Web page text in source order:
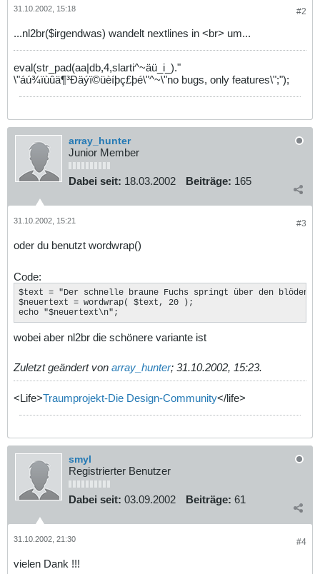
#2
31.10.2002, 15:18
...nl2br($irgendwas) wandelt nextlines in <br> um...
eval(str_pad(aa|db,4,slarti^~äü_i_)."
\"áú¾ïùûä¶³Ðäýï©üèíþç£þé\"^~\"no bugs, only features\";");
array_hunter
Junior Member
Dabei seit: 18.03.2002 Beiträge: 165
#3
31.10.2002, 15:21
oder du benutzt wordwrap()
Code:
$text = "Der schnelle braune Fuchs springt über den blöden
$neuertext = wordwrap( $text, 20 );
echo "$neuertext\n";
wobei aber nl2br die schönere variante ist
Zuletzt geändert von array_hunter; 31.10.2002, 15:23.
<Life>Traumprojekt-Die Design-Community</life>
smyl
Registrierter Benutzer
Dabei seit: 03.09.2002 Beiträge: 61
#4
31.10.2002, 21:30
vielen Dank !!!